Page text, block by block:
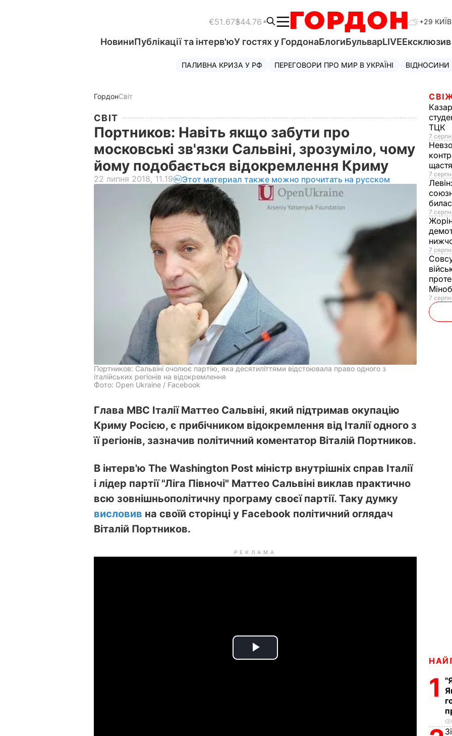
€51.67$44.76 +29 КИЇВ
НовиниПублікації та інтерв'юУ гостях у ГордонаБлогиБульварLIVEЕксклюзив
ПАЛИВНА КРИЗА У РФ ПЕРЕГОВОРИ ПРО МИР В УКРАЇНІ
ГордонСвіт
СВІТ
Портников: Навіть якщо забути про
московські зв'язки Сальвіні, зрозуміло, чому
йому подобається відокремлення Криму
22 липня 2018, 11.19 Этот материал также можно прочитать на русском
Портников: Сальвіні очолює партію, яка десятиліттями відстоювала право одного з
італійських регіонів на відокремлення
Фото: Open Ukraine / Facebook
Глава МВС Італії Маттео Сальвіні, який підтримав окупацію
Криму Росією, є прибічником відокремлення від Італії одного з
її регіонів, зазначив політичний коментатор Віталій Портников.
В інтерв'ю The Washington Post міністр внутрішніх справ Італії
і лідер партії "Ліга Півночі" Маттео Сальвіні виклав практично
всю зовнішньополітичну програму своєї партії. Таку думку
висловив на своїй сторінці у Facebook політичний оглядач
Віталій Портников.
РЕКЛАМА
P
ТЦК
7
щастя
7
Левін:
7
7
7
1